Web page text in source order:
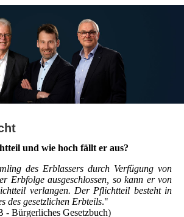
und wie hoch fällt er aus?
des Erblassers durch Verfügung von
Erbfolge ausgeschlossen, so kann er von
verlangen. Der Pflichtteil besteht in
des gesetzlichen Erbteils."
- Bürgerliches Gesetzbuch)